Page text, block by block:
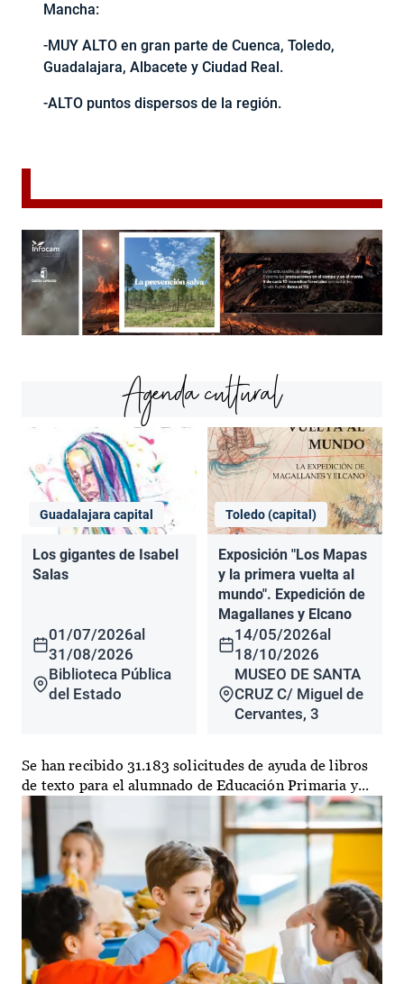
Mancha:
-MUY ALTO en gran parte de Cuenca, Toledo,
Guadalajara, Albacete y Ciudad Real.
-ALTO puntos dispersos de la región.
Agenda cultural
Guadalajara capital
Los gigantes de Isabel
Salas
01/07/2026al
31/08/2026
Biblioteca Pública
del Estado
Toledo (capital)
Exposición "Los Mapas
y la primera vuelta al
mundo". Expedición de
Magallanes y Elcano
14/05/2026al
18/10/2026
MUSEO DE SANTA
CRUZ C/ Miguel de
Cervantes, 3
Se han recibido 31.183 solicitudes de ayuda de libros
de texto para el alumnado de Educación Primaria y...